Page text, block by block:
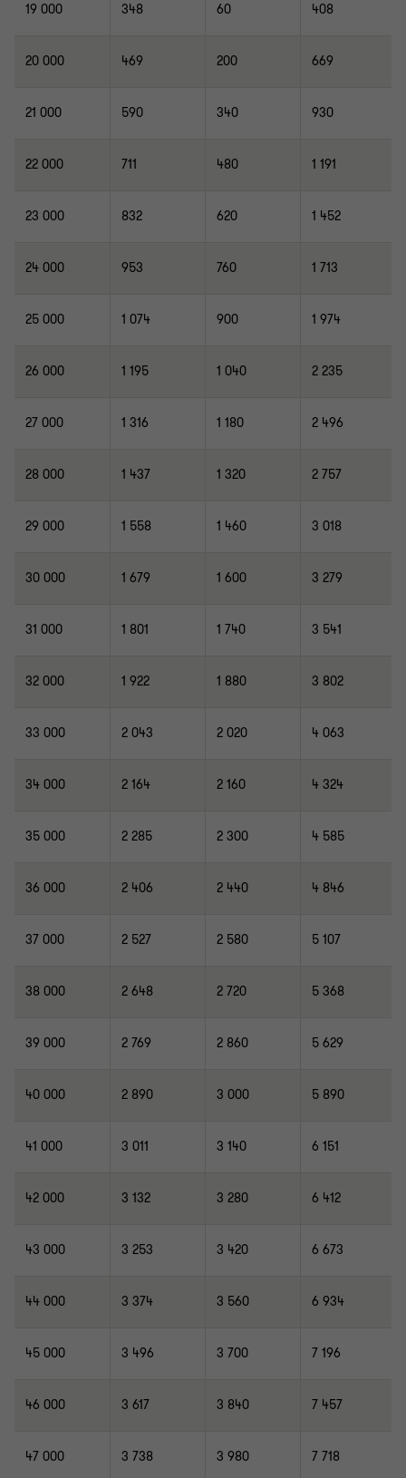
19 000 348 60 408
20 000 469 200 669
21 000 590 340 930
22 000 711 480 1 191
23 000 832 620 1 452
24 000 953 760 1 713
25 000 1 074 900 1 974
26 000 1 195 1 040 2 235
27 000 1 316 1 180 2 496
28 000 1 437 1 320 2 757
29 000 1 558 1 460 3 018
30 000 1 679 1 600 3 279
31 000 1 801 1 740 3 541
32 000 1 922 1 880 3 802
33 000 2 043 2 020 4 063
34 000 2 164 2 160 4 324
35 000 2 285 2 300 4 585
36 000 2 406 2 440 4 846
37 000 2 527 2 580 5 107
38 000 2 648 2 720 5 368
39 000 2 769 2 860 5 629
40 000 2 890 3 000 5 890
41 000 3 011 3 140 6 151
42 000 3 132 3 280 6 412
43 000 3 253 3 420 6 673
44 000 3 374 3 560 6 934
45 000 3 496 3 700 7 196
46 000 3 617 3 840 7 457
47 000 3 738 3 980 7 718